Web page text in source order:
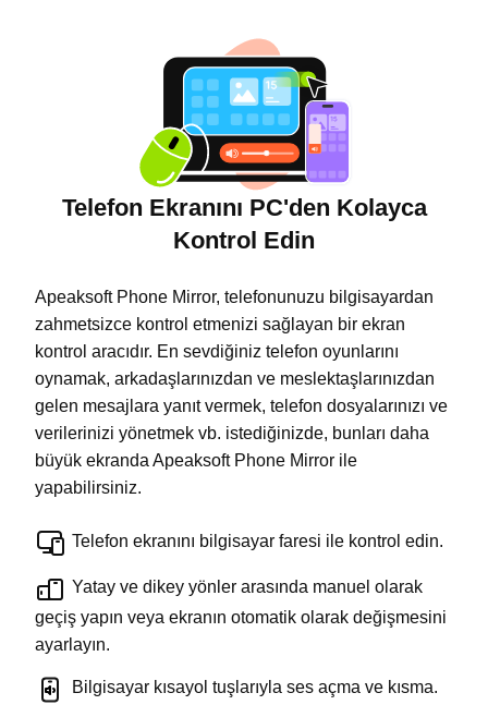
Telefon Ekranını PC'den Kolayca
Kontrol Edin
Apeaksoft Phone Mirror, telefonunuzu bilgisayardan
zahmetsizce kontrol etmenizi sağlayan bir ekran
kontrol aracıdır. En sevdiğiniz telefon oyunlarını
oynamak, arkadaşlarınızdan ve meslektaşlarınızdan
gelen mesajlara yanıt vermek, telefon dosyalarınızı ve
verilerinizi yönetmek vb. istediğinizde, bunları daha
büyük ekranda Apeaksoft Phone Mirror ile
yapabilirsiniz.
Telefon ekranını bilgisayar faresi ile kontrol edin.
Yatay ve dikey yönler arasında manuel olarak
geçiş yapın veya ekranın otomatik olarak değişmesini
ayarlayın.
Bilgisayar kısayol tuşlarıyla ses açma ve kısma.